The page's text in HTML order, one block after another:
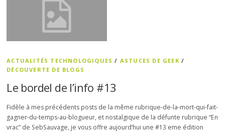
ACTUALITÉS TECHNOLOGIQUES / ASTUCES DE GEEK /
DÉCOUVERTE DE BLOGS
Le bordel de l’info #13
Fidèle à mes précédents posts de la même rubrique-de-la-mort-qui-fait-
gagner-du-temps-au-blogueur, et nostalgique de la défunte rubrique “En
vrac” de SebSauvage, je vous offre aujourd’hui une #13 eme édition